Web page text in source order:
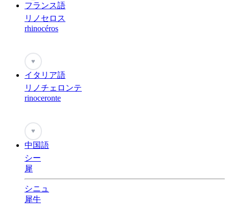
フランス語
リノセロス
rhinocéros
♥
イタリア語
リノチェロンテ
rinoceronte
♥
中国語
シー
犀
シニュ
犀牛